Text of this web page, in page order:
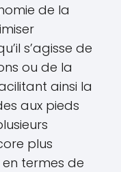
de la
s’agisse de
ou de la
ainsi la
aux pieds
plus
en termes de